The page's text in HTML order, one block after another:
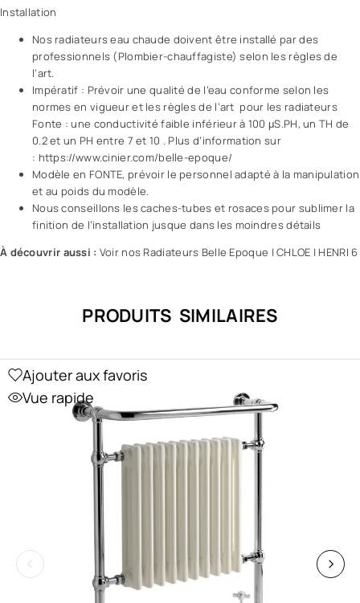
Installation
Nos radiateurs eau chaude doivent être installé par des
professionnels (Plombier-chauffagiste) selon les règles de
l’art.
Impératif : Prévoir une qualité de l’eau conforme selon les
normes en vigueur et les règles de l’art pour les radiateurs
Fonte : une conductivité faible inférieur à 100 μS.PH, un TH de
0.2 et un PH entre 7 et 10 . Plus d’information sur
: https://www.cinier.com/belle-epoque/
Modèle en FONTE, prévoir le personnel adapté à la manipulation
et au poids du modèle.
Nous conseillons les caches-tubes et rosaces pour sublimer la
finition de l’installation jusque dans les moindres détails
À découvrir aussi : Voir nos Radiateurs Belle Epoque |CHLOE | HENRI 6
PRODUITS SIMILAIRES
Ajouter aux favoris
Vue rapide